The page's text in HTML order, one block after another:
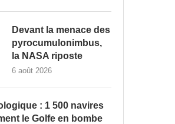
Devant la menace des
pyrocumulonimbus,
la NASA riposte
6 août 2026
: 1 500 navires
le Golfe en bombe